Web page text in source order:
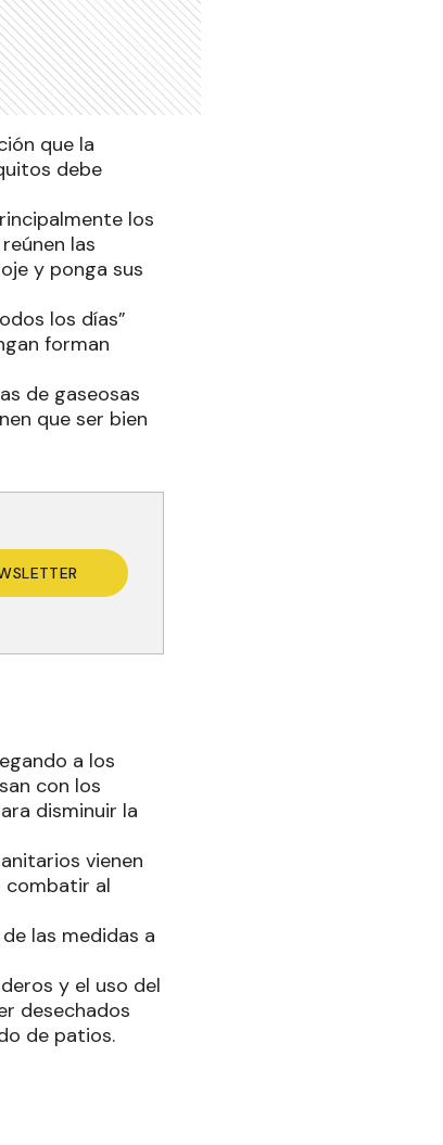
que la
debe
los
las
y ponga sus
los días”
forman
de gaseosas
que ser bien
a los
con los
disminuir la
vienen
combatir al
las medidas a
y el uso del
desechados
de patios.